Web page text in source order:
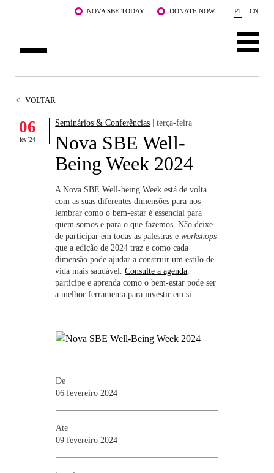
Saltar para o conteúdo principalNOVA SBE TODAY DONATE NOW PT CN
DOCENTES E INVESTIGAÇÃO
COMUNIDADE
WHAT'S HAPPENING
< VOLTAR
06
fev '24
Seminários & Conferências | terça-feira
Nova SBE Well-
Being Week 2024
A Nova SBE Well-being Week está de volta
com as suas diferentes dimensões para nos
lembrar como o bem-estar é essencial para
quem somos e para o que fazemos. Não deixe
de participar em todas as palestras eworkshops
que a edição de 2024 traz e como cada
dimensão pode ajudar a construir um estilo de
vida mais saudável.Consulte a agenda
participe e aprenda como o bem-estar pode ser
a melhor ferramenta para investir em si.
De
06 fevereiro 2024
Ate
09 fevereiro 2024